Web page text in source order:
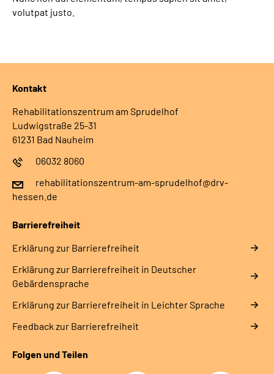
volutpat justo.
Kontakt
Rehabilitationszentrum am Sprudelhof
Ludwigstraße 25-31
61231 Bad Nauheim
06032 8060
rehabilitationszentrum-am-sprudelhof@drv-
hessen.de
Barrierefreiheit
Erklärung zur Barrierefreiheit
Erklärung zur Barrierefreiheit in Deutscher
Gebärdensprache
Erklärung zur Barrierefreiheit in Leichter Sprache
Feedback zur Barrierefreiheit
Folgen und Teilen